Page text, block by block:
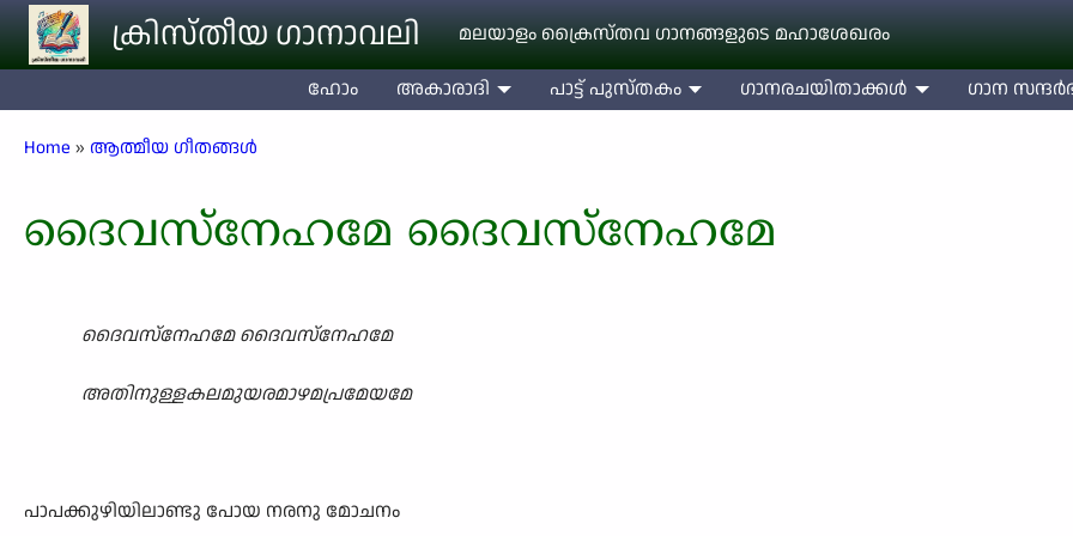
Skip to main contentക്രിസ്തീയ ഗാനാവലി മലയാളം ക്രൈസ്തവ ഗാനങ്ങളുടെ മഹാശേഖരം
ഹോം അകാരാദി പാട്ട് പുസ്തകം ഗാനരചയിതാക്കള്‍ ഗാന
Breadcrumb
Home ആത്മീയ ഗീതങ്ങൾ
ദൈവസ്നേഹമേ ദൈവസ്നേഹമേ
ദൈവസ്നേഹമേ ദൈവസ്നേഹമേ
അതിനുള്ളകലമുയരമാഴമപ്രമേയമേ
പാപക്കുഴിയിലാണ്ടു പോയ നരനു മോചനം